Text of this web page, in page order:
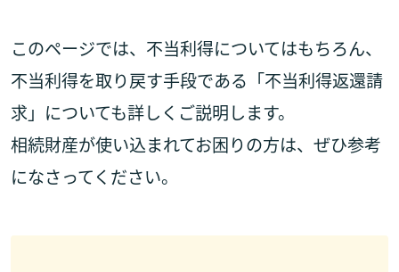
このページでは、不当利得についてはもちろん、
不当利得を取り戻す手段である「不当利得返還請
求」についても詳しくご説明します。
相続財産が使い込まれてお困りの方は、ぜひ参考
になさってください。